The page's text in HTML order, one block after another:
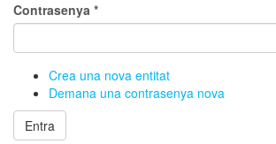
Contrasenya *
Crea una nova entitat
Demana una contrasenya nova
Entra